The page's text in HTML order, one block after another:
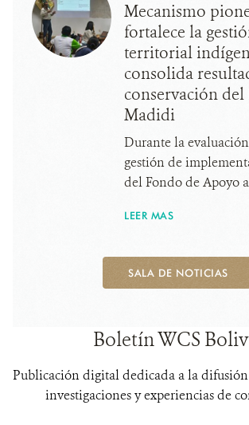
Mecanismo
fortalece la
territorial
consolida
conservación del
Madidi
Durante la
gestión de
del Fondo de Apoyo
LEER MAS
SALA DE NOTICIAS
Boletín WCS
Publicación digital dedicada a la
investigaciones y experiencias de